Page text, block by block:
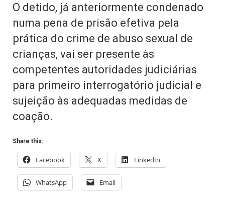
O detido, já anteriormente condenado
numa pena de prisão efetiva pela
prática do crime de abuso sexual de
crianças, vai ser presente às
competentes autoridades judiciárias
para primeiro interrogatório judicial e
sujeição às adequadas medidas de
coação.
Share this:
Facebook X LinkedIn
WhatsApp Email